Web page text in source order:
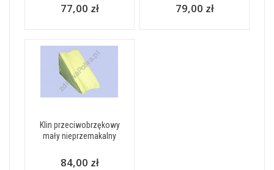
77,00 zł 79,00 zł
Klin przeciwobrzękowy
mały nieprzemakalny
84,00 zł